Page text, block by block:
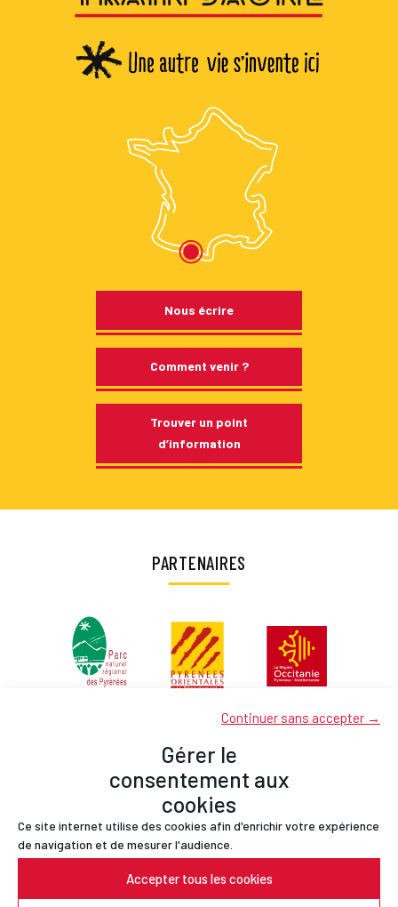
Gérer le
consentement aux
cookies
Ce site internet utilise des cookies afin d'enrichir votre expérience
de navigation et de mesurer l'audience.
Accepter tous les cookies
Continuer sans accepter →
Nous écrire
Comment venir ?
Trouver un point
d’information
PARTENAIRES
Partenaires
Contact
Mentions légales
Politique de confidentialité